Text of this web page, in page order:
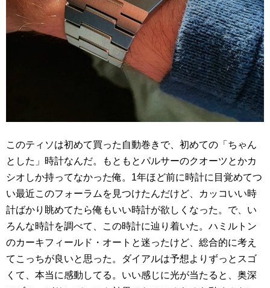
このティソは初めて買った自動巻きで、初めての「ちゃん
とした」時計なんだ。もともとパルサーのクオーツとかカ
シオしか持ってなかった俺。1年ほど前に時計に目覚めてつ
い最近このフォーラムを見つけたんだけど、カッコいい時
計ばかり眺めてたら俺もいい時計が欲しくなった。で、い
ろんな時計を調べて、この時計に辿り着いた。ハミルトン
のカーキフィールド・オートと迷ったけど、総合的に考え
てこっちが良いと思った。ダイアルは予想よりずっとスゴ
くて、本当に感動してる。いい感じに光が当たると、奥深